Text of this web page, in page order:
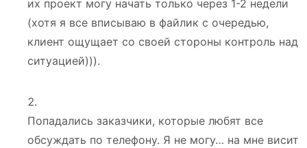
их проект могу начать только через 1-2 недели
(хотя я все вписываю в файлик с очередью,
клиент ощущает со своей стороны контроль над
ситуацией))).
Попадались заказчики, которые любят все
обсуждать по телефону. Я не могу… на мне висит